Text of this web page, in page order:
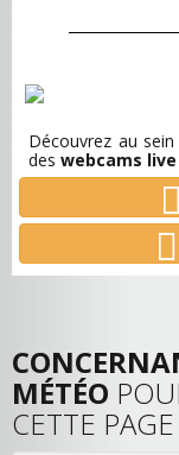
Découvrez au
des webcams live
MÉTÉO
CETTE PAGE